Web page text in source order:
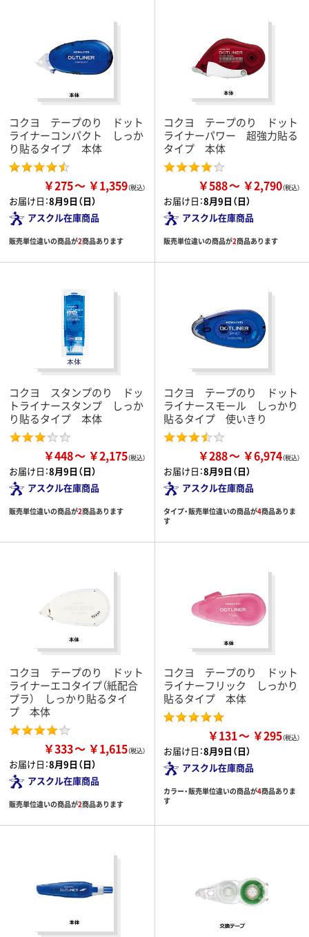
コクヨ テープのり ドット
ライナーコンパクト しっか
り貼るタイプ 本体
￥275 ￥1,359
お届け日：8月9日（日）
アスクル在庫商品
販売単位違いの商品が2商品あります
コクヨ テープのり ドット
ライナーパワー 超強力貼る
タイプ 本体
￥588 ￥2,790
お届け日：8月9日（日）
アスクル在庫商品
販売単位違いの商品が2商品あります
コクヨ スタンプのり ドッ
トライナースタンプ しっか
り貼るタイプ 本体
￥448 ￥2,175
お届け日：8月9日（日）
アスクル在庫商品
販売単位違いの商品が2商品あります
コクヨ テープのり ドット
ライナースモール しっかり
貼るタイプ 使いきり
￥288 ￥6,974
お届け日：8月9日（日）
アスクル在庫商品
タイプ・販売単位違いの商品が4商品ありま
す
コクヨ テープのり ドット
ライナーエコタイプ（紙配合
プラ） しっかり貼るタイ
プ 本体
￥333 ￥1,615
お届け日：8月9日（日）
アスクル在庫商品
販売単位違いの商品が2商品あります
コクヨ テープのり ドット
ライナーフリック しっかり
貼るタイプ 本体
￥131 ￥295
お届け日：8月9日（日）
アスクル在庫商品
カラー・販売単位違いの商品が4商品ありま
す